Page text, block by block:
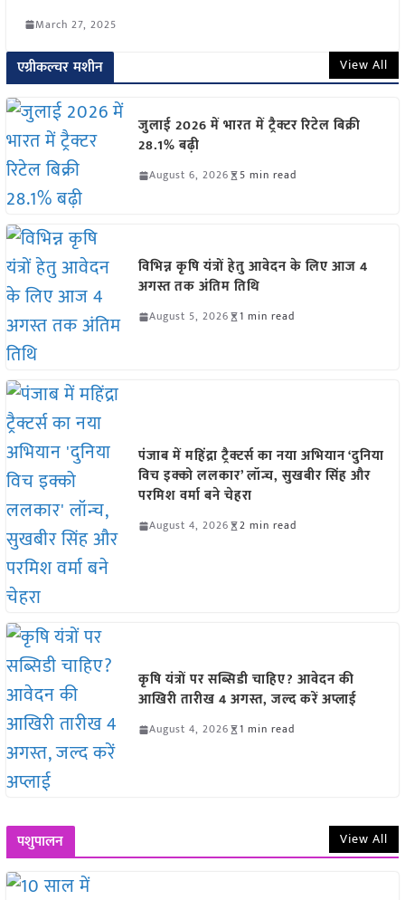
March 27, 2025
एग्रीकल्चर मशीन View All
जुलाई 2026 में भारत में ट्रैक्टर रिटेल बिक्री
28.1% बढ़ी
August 6, 2026 5 min read
विभिन्न कृषि यंत्रों हेतु आवेदन के लिए आज 4
अगस्त तक अंतिम तिथि
August 5, 2026 1 min read
पंजाब में महिंद्रा ट्रैक्टर्स का नया अभियान ‘दुनिया
विच इक्को ललकार’ लॉन्च, सुखबीर सिंह और
परमिश वर्मा बने चेहरा
August 4, 2026 2 min read
कृषि यंत्रों पर सब्सिडी चाहिए? आवेदन की
आखिरी तारीख 4 अगस्त, जल्द करें अप्लाई
August 4, 2026 1 min read
पशुपालन View All